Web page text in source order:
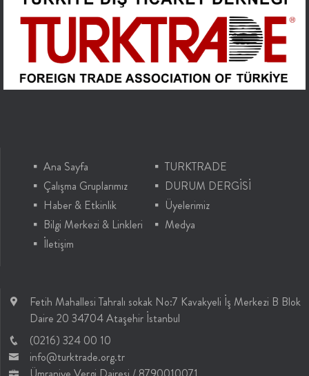
Ana Sayfa
TURKTRADE
Çalışma Gruplarımız
DURUM DERGİSİ
Haber & Etkinlik
Üyelerimiz
Bilgi Merkezi & Linkleri
Medya
İletişim
Fetih Mahallesi Tahralı sokak No:7 Kavakyeli İş Merkezi B Blok
Daire 20 34704 Ataşehir İstanbul
(0216) 324 00 10
info@turktrade.org.tr